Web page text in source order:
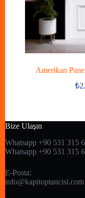
Amerikan
₺
Bize Ulaşın
Whatsapp +90 531 315
Whatsapp +90 531 315
E-Posta:
info@kapitoptancisi.com